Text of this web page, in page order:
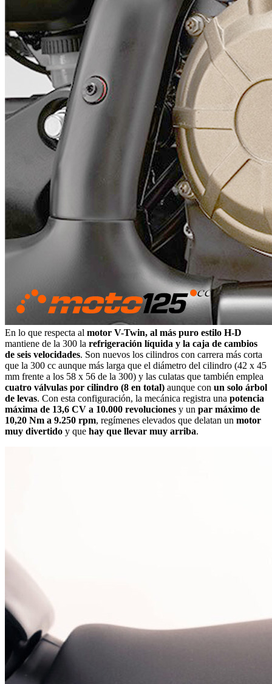
En lo que respecta al motor V-Twin, al más puro estilo H-D
mantiene de la 300 la refrigeración líquida y la caja de cambios
de seis velocidades. Son nuevos los cilindros con carrera más corta
que la 300 cc aunque más larga que el diámetro del cilindro (42 x 45
mm frente a los 58 x 56 de la 300) y las culatas que también emplea
cuatro válvulas por cilindro (8 en total) aunque con un solo árbol
de levas. Con esta configuración, la mecánica registra una potencia
máxima de 13,6 CV a 10.000 revoluciones y un par máximo de
10,20 Nm a 9.250 rpm, regímenes elevados que delatan un motor
muy divertido y que hay que llevar muy arriba.